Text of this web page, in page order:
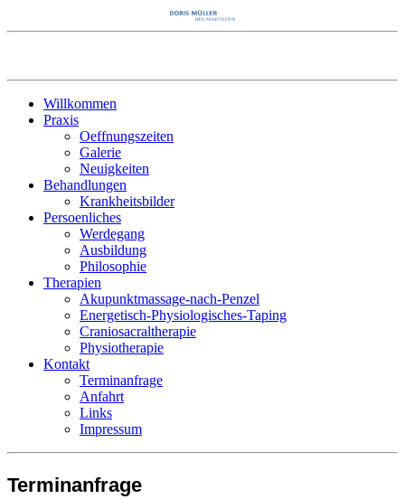
Willkommen
Praxis
Oeffnungszeiten
Galerie
Neuigkeiten
Behandlungen
Krankheitsbilder
Persoenliches
Werdegang
Ausbildung
Philosophie
Therapien
Akupunktmassage-nach-Penzel
Energetisch-Physiologisches-Taping
Craniosacraltherapie
Physiotherapie
Kontakt
Terminanfrage
Anfahrt
Links
Impressum
Terminanfrage